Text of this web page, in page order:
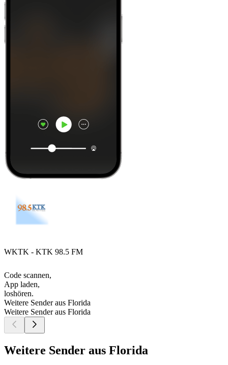
WKTK - KTK 98.5 FM
Code scannen,
App laden,
loshören.
Weitere Sender aus Florida
Weitere Sender aus Florida
Weitere Sender aus Florida